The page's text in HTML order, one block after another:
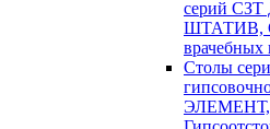
серий
ШТАТИВ,
врачебных
Столы